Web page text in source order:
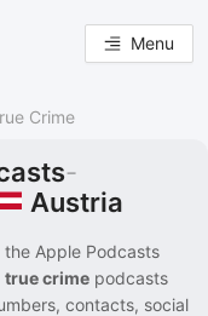
Menu
Crime
-
Austria
the Apple Podcasts
true crime podcasts
contacts, social